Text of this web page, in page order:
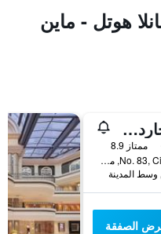
هوتل - ماين
ميرامار جاردن تابييه
ممتاز 8.9
No. 83, Civic Boulevard, مدينة تايبيه, تايوان
الصفقة